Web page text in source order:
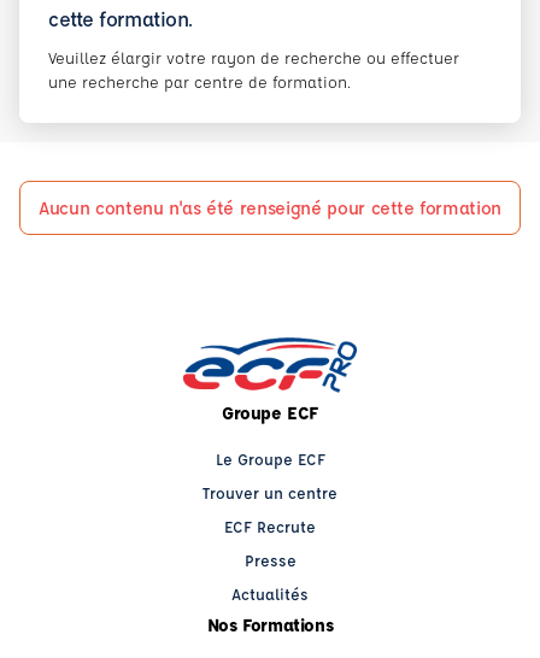
cette formation.
Veuillez élargir votre rayon de recherche ou effectuer
une recherche par centre de formation.
Aucun contenu n'as été renseigné pour cette formation
Groupe ECF
Le Groupe ECF
Trouver un centre
ECF Recrute
Presse
Actualités
Nos Formations